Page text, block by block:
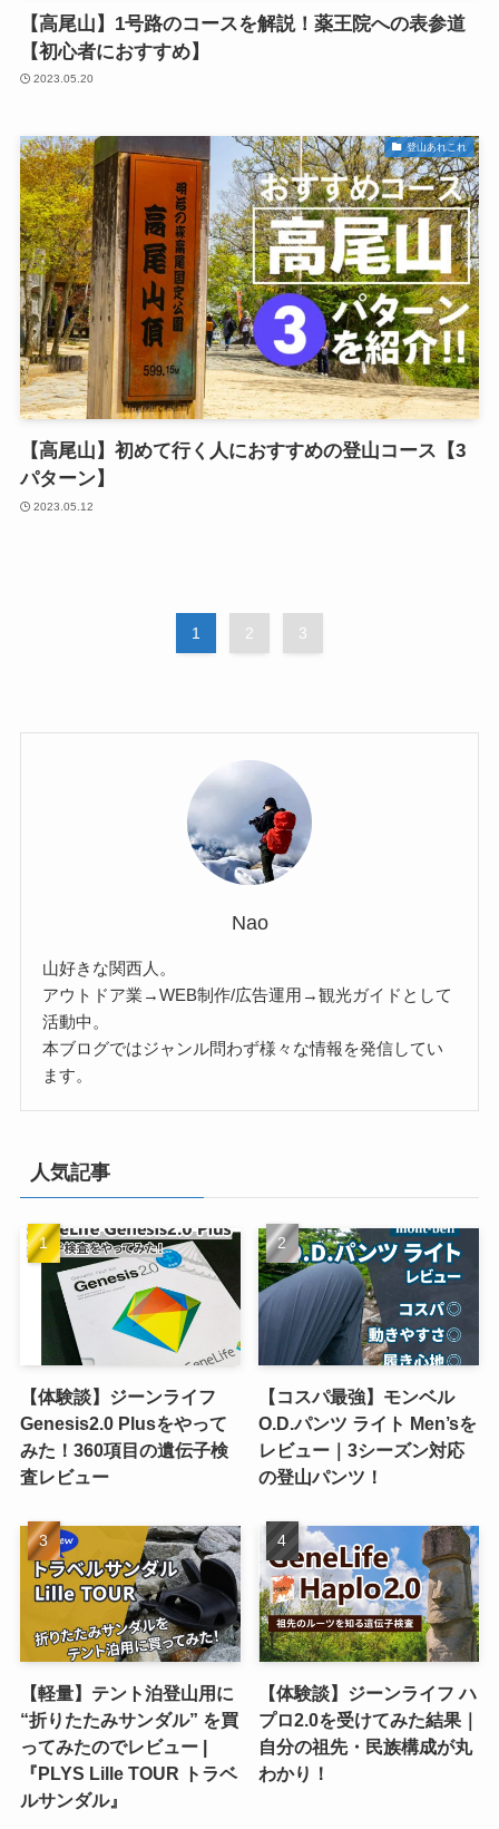
【高尾山】1号路のコースを解説！薬王院への表参道
【初心者におすすめ】
2023.05.20
登山あれこれ
【高尾山】初めて行く人におすすめの登山コース【3
パターン】
2023.05.12
1 2 3
Nao
山好きな関西人。
アウトドア業→WEB制作/広告運用→観光ガイドとして
活動中。
本ブログではジャンル問わず様々な情報を発信してい
ます。
人気記事
【体験談】ジーンライフ
Genesis2.0 Plusをやって
みた！360項目の遺伝子検
査レビュー
【コスパ最強】モンベル
O.D.パンツ ライト Men’sを
レビュー｜3シーズン対応
の登山パンツ！
【軽量】テント泊登山用に
“折りたたみサンダル” を買
ってみたのでレビュー |
『PLYS Lille TOUR トラベ
ルサンダル』
【体験談】ジーンライフ ハ
プロ2.0を受けてみた結果｜
自分の祖先・民族構成が丸
わかり！